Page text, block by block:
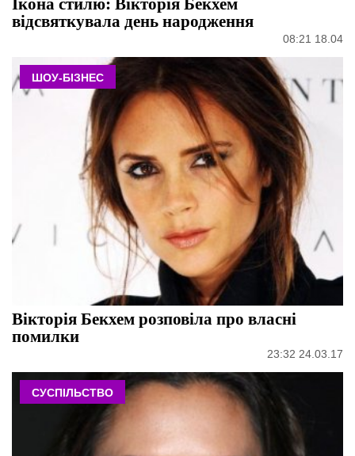
відсвяткувала день народження
08:21 18.04
ШОУ-БІЗНЕС
Вікторія Бекхем розповіла про власні
помилки
23:32 24.03.17
СУСПІЛЬСТВО